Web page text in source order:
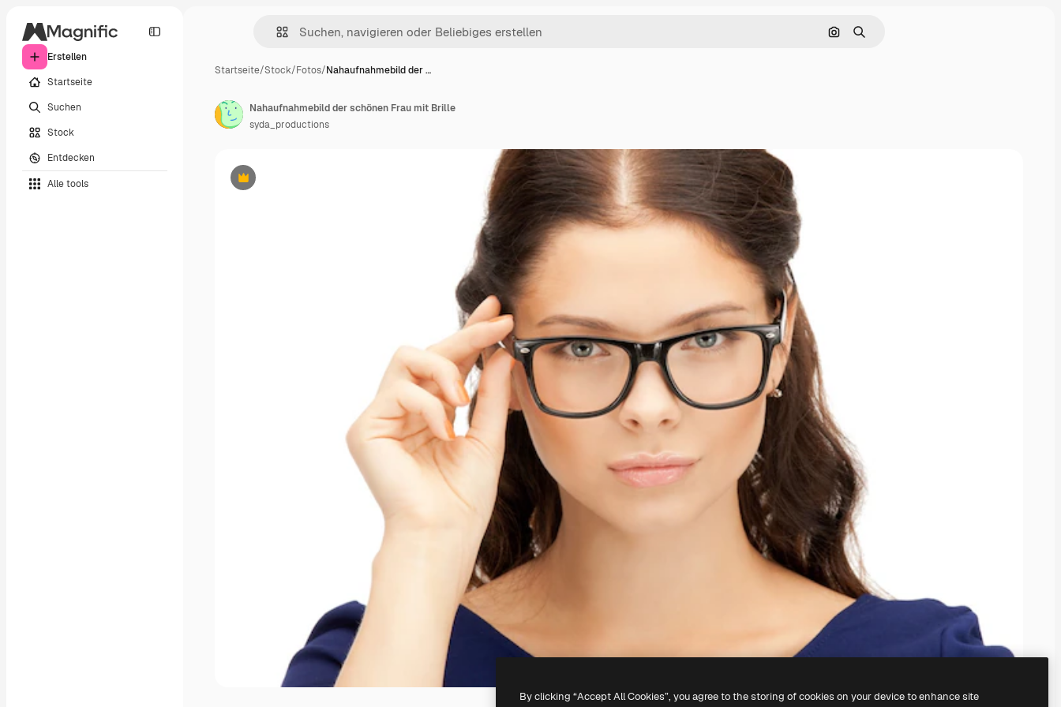
Erstellen
Startseite
Suchen
Stock
Entdecken
Alle tools
Nach Bild suchen
Suchen
Startseite/Stock/Fotos/Nahaufnahmebild der …
Premium
Nahaufnahmebild der schönen Frau mit Brille
syda_productions
By clicking “Accept All Cookies”, you agree to the storing of cookies on your device to enhance site